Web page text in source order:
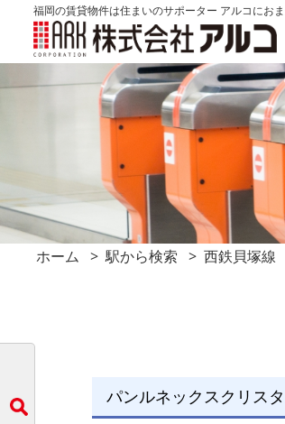
福岡の賃貸物件は住まいのサポーター アルコにお
ホーム 駅から検索 西鉄貝塚
パンルネックスクリス